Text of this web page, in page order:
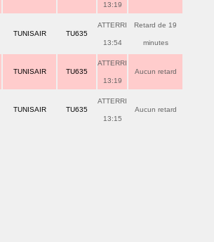
13:19
TUNISAIR TU635
ATTERRI
13:54
Retard de 19
minutes
TUNISAIR TU635
ATTERRI
13:19
Aucun retard
TUNISAIR TU635
ATTERRI
13:15
Aucun retard